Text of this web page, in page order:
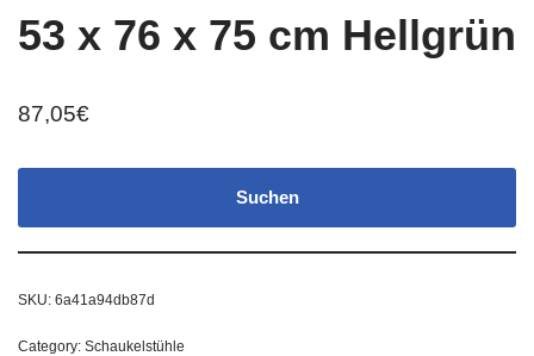
53 x 76 x 75 cm Hellgrün
87,05€
Suchen
SKU: 6a41a94db87d
Category: Schaukelstühle